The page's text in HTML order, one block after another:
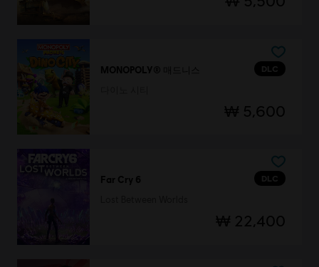
DLC
MONOPOLY® 매드니스
₩ 5,600
DLC
Far Cry 6
₩ 22,400